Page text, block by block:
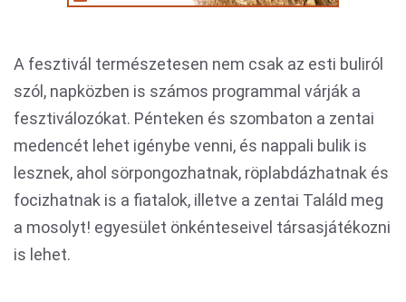
A fesztivál természetesen nem csak az esti buliról
szól, napközben is számos programmal várják a
fesztiválozókat. Pénteken és szombaton a zentai
medencét lehet igénybe venni, és nappali bulik is
lesznek, ahol sörpongozhatnak, röplabdázhatnak és
focizhatnak is a fiatalok, illetve a zentai Találd meg
a mosolyt! egyesület önkénteseivel társasjátékozni
is lehet.